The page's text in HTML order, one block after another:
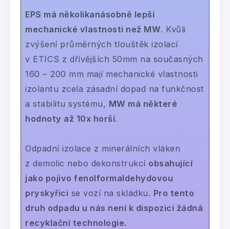
EPS má několikanásobně lepší
mechanické vlastnosti než MW. Kvůli
zvýšení průměrných tlouštěk izolací
v ETICS z dřívějších 50mm na současných
160 – 200 mm mají mechanické vlastnosti
izolantu zcela zásadní dopad na funkčnost
a stabilitu systému, MW má některé
hodnoty až 10x horší.
Odpadní izolace z minerálních vláken
z demolic nebo dekonstrukcí obsahující
jako pojivo fenolformaldehydovou
pryskyřici se vozí na skládku. Pro tento
druh odpadu u nás není k dispozici žádná
recyklační technologie.